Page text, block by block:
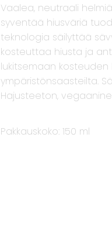
Vaalea, neutraali
syventää hiusväriä
teknologia säilyttää
kosteuttaa hiusta ja
lukitsemaan
ympäristönsaasteilta.
Hajusteeton,
Pakkauskoko: 150 ml